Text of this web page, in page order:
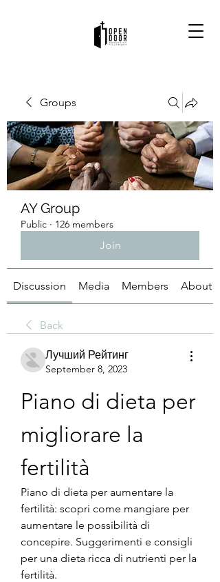
Groups
AY Group
Public · 126 members
Join
Discussion Media Members About
Back
Лучший Рейтинг
September 8, 2023
Piano di dieta per
migliorare la
fertilità
Piano di dieta per aumentare la
fertilità: scopri come mangiare per
aumentare le possibilità di
concepire. Suggerimenti e consigli
per una dieta ricca di nutrienti per la
fertilità.